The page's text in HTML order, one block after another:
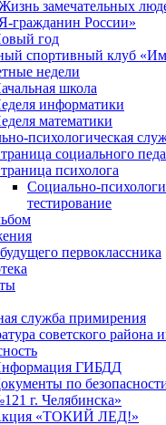
замечательных
гражданин России»
год
спортивный клуб
недели
школа
информатики
математики
психологическая
социального
психолога
Социально-
тестирование
первоклассника
служба примирения
советского района
ГИБДД
по
г. Челябинска»
«ТОКИЙ ЛЕД!»